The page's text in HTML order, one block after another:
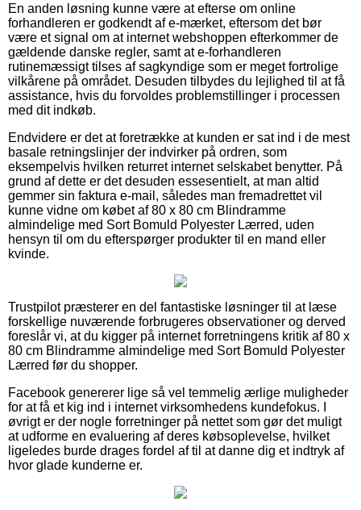
En anden løsning kunne være at efterse om online
forhandleren er godkendt af e-mærket, eftersom det bør
være et signal om at internet webshoppen efterkommer de
gældende danske regler, samt at e-forhandleren
rutinemæssigt tilses af sagkyndige som er meget fortrolige
vilkårene på området. Desuden tilbydes du lejlighed til at få
assistance, hvis du forvoldes problemstillinger i processen
med dit indkøb.
Endvidere er det at foretrække at kunden er sat ind i de mest
basale retningslinjer der indvirker på ordren, som
eksempelvis hvilken returret internet selskabet benytter. På
grund af dette er det desuden essesentielt, at man altid
gemmer sin faktura e-mail, således man fremadrettet vil
kunne vidne om købet af 80 x 80 cm Blindramme
almindelige med Sort Bomuld Polyester Lærred, uden
hensyn til om du efterspørger produkter til en mand eller
kvinde.
Trustpilot præsterer en del fantastiske løsninger til at læse
forskellige nuværende forbrugeres observationer og derved
foreslår vi, at du kigger på internet forretningens kritik af 80 x
80 cm Blindramme almindelige med Sort Bomuld Polyester
Lærred før du shopper.
Facebook genererer lige så vel temmelig ærlige muligheder
for at få et kig ind i internet virksomhedens kundefokus. I
øvrigt er der nogle forretninger på nettet som gør det muligt
at udforme en evaluering af deres købsoplevelse, hvilket
ligeledes burde drages fordel af til at danne dig et indtryk af
hvor glade kunderne er.